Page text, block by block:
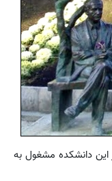
این دانشکده مشغول به